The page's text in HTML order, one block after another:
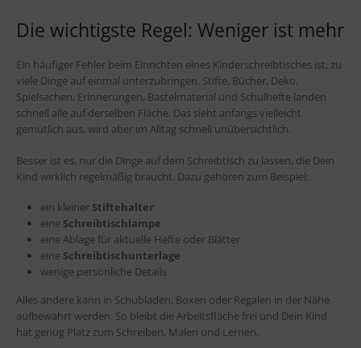
Die wichtigste Regel: Weniger ist mehr
Ein häufiger Fehler beim Einrichten eines Kinderschreibtisches ist, zu
viele Dinge auf einmal unterzubringen. Stifte, Bücher, Deko,
Spielsachen, Erinnerungen, Bastelmaterial und Schulhefte landen
schnell alle auf derselben Fläche. Das sieht anfangs vielleicht
gemütlich aus, wird aber im Alltag schnell unübersichtlich.
Besser ist es, nur die Dinge auf dem Schreibtisch zu lassen, die Dein
Kind wirklich regelmäßig braucht. Dazu gehören zum Beispiel:
ein kleiner Stiftehalter
eine Schreibtischlampe
eine Ablage für aktuelle Hefte oder Blätter
eine Schreibtischunterlage
wenige persönliche Details
Alles andere kann in Schubladen, Boxen oder Regalen in der Nähe
aufbewahrt werden. So bleibt die Arbeitsfläche frei und Dein Kind
hat genug Platz zum Schreiben, Malen und Lernen.